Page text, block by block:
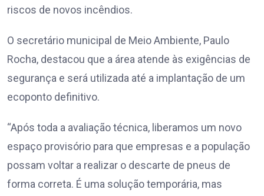
riscos de novos incêndios.
O secretário municipal de Meio Ambiente, Paulo
Rocha, destacou que a área atende às exigências de
segurança e será utilizada até a implantação de um
ecoponto definitivo.
“Após toda a avaliação técnica, liberamos um novo
espaço provisório para que empresas e a população
possam voltar a realizar o descarte de pneus de
forma correta. É uma solução temporária, mas